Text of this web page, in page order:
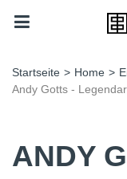
Startseite > Home >
Andy Gotts -
ANDY